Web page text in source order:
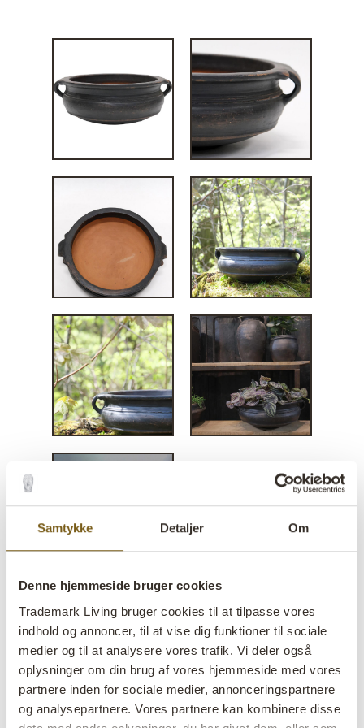
Samtykke Detaljer Om
Denne hjemmeside bruger cookies
Trademark Living bruger cookies til at tilpasse vores
indhold og annoncer, til at vise dig funktioner til sociale
medier og til at analysere vores trafik. Vi deler også
oplysninger om din brug af vores hjemmeside med vores
partnere inden for sociale medier, annonceringspartnere
og analysepartnere. Vores partnere kan kombinere disse
Botanic lerkrukke med
håndtag - S
lens Få på lager